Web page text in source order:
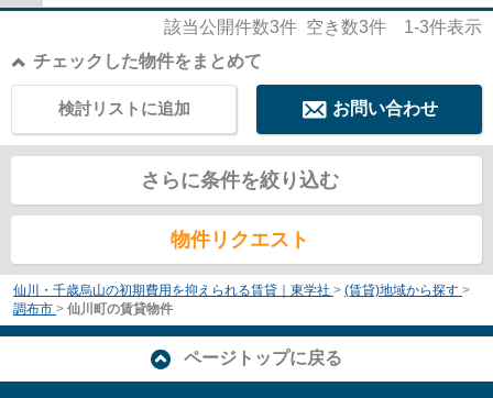
該当公開件数3件 空き数3件 1-3件表示
チェックした物件をまとめて
お問い合わせ
検討リストに追加
さらに条件を絞り込む
物件リクエスト
仙川・千歳烏山の初期費用を抑えられる賃貸｜東学社 > (賃貸)地域から探す >
調布市 > 仙川町の賃貸物件
ページトップに戻る